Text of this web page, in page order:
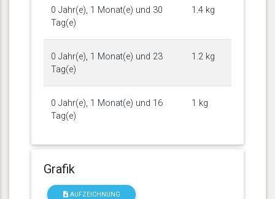
0 Jahr(e), 1 Monat(e) und 30
Tag(e)
1.4 kg
0 Jahr(e), 1 Monat(e) und 23
Tag(e)
1.2 kg
0 Jahr(e), 1 Monat(e) und 16
Tag(e)
1 kg
Grafik
AUFZEICHNUNG